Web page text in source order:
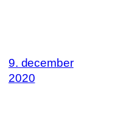
9. december
2020